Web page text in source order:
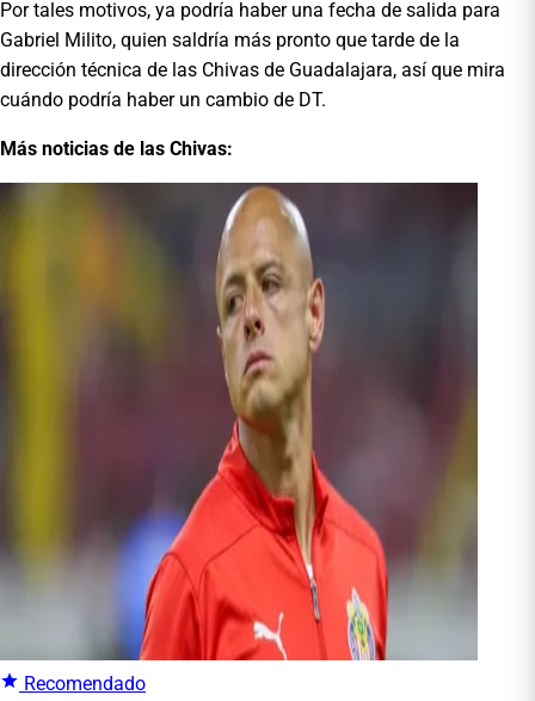
Por tales motivos, ya podría haber una fecha de salida para
Gabriel Milito, quien saldría más pronto que tarde de la
dirección técnica de las Chivas de Guadalajara, así que mira
cuándo podría haber un cambio de DT.
Más noticias de las Chivas:
Recomendado